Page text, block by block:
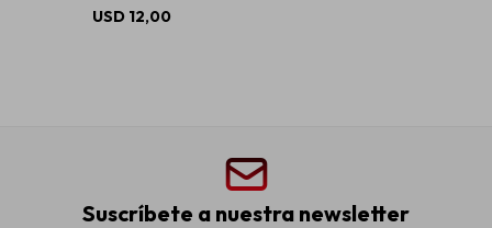
USD 12,00
Suscríbete a nuestra newsletter